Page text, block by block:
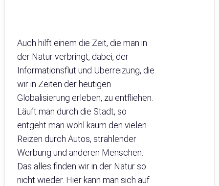
Auch hilft einem die Zeit, die man in
der Natur verbringt, dabei, der
Informationsflut und Überreizung, die
wir in Zeiten der heutigen
Globalisierung erleben, zu entfliehen.
Läuft man durch die Stadt, so
entgeht man wohl kaum den vielen
Reizen durch Autos, strahlender
Werbung und anderen Menschen.
Das alles finden wir in der Natur so
nicht wieder. Hier kann man sich auf